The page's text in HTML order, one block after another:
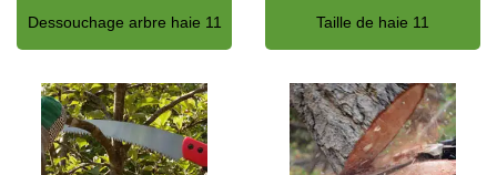
Dessouchage arbre haie 11 Taille de haie 11